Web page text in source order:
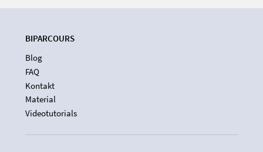
BIPARCOURS
Blog
FAQ
Kontakt
Material
Videotutorials